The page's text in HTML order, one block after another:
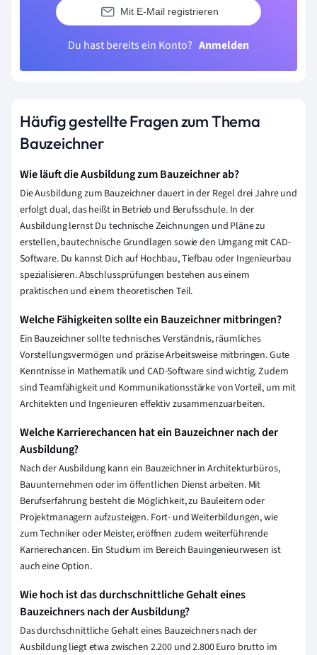
Mit E-Mail registrieren
Du hast bereits ein Konto? Anmelden
Häufig gestellte Fragen zum Thema
Bauzeichner
Wie läuft die Ausbildung zum Bauzeichner ab?
Die Ausbildung zum Bauzeichner dauert in der Regel drei Jahre und
erfolgt dual, das heißt in Betrieb und Berufsschule. In der
Ausbildung lernst Du technische Zeichnungen und Pläne zu
erstellen, bautechnische Grundlagen sowie den Umgang mit CAD-
Software. Du kannst Dich auf Hochbau, Tiefbau oder Ingenieurbau
spezialisieren. Abschlussprüfungen bestehen aus einem
praktischen und einem theoretischen Teil.
Welche Fähigkeiten sollte ein Bauzeichner mitbringen?
Ein Bauzeichner sollte technisches Verständnis, räumliches
Vorstellungsvermögen und präzise Arbeitsweise mitbringen. Gute
Kenntnisse in Mathematik und CAD-Software sind wichtig. Zudem
sind Teamfähigkeit und Kommunikationsstärke von Vorteil, um mit
Architekten und Ingenieuren effektiv zusammenzuarbeiten.
Welche Karrierechancen hat ein Bauzeichner nach der
Ausbildung?
Nach der Ausbildung kann ein Bauzeichner in Architekturbüros,
Bauunternehmen oder im öffentlichen Dienst arbeiten. Mit
Berufserfahrung besteht die Möglichkeit, zu Bauleitern oder
Projektmanagern aufzusteigen. Fort- und Weiterbildungen, wie
zum Techniker oder Meister, eröffnen zudem weiterführende
Karrierechancen. Ein Studium im Bereich Bauingenieurwesen ist
auch eine Option.
Wie hoch ist das durchschnittliche Gehalt eines
Bauzeichners nach der Ausbildung?
Das durchschnittliche Gehalt eines Bauzeichners nach der
Ausbildung liegt etwa zwischen 2.200 und 2.800 Euro brutto im